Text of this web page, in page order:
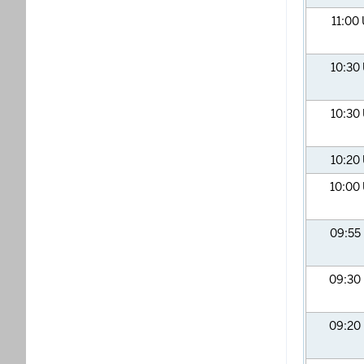
11:00
10:30
10:30
10:20
10:00
09:55
09:30
09:20